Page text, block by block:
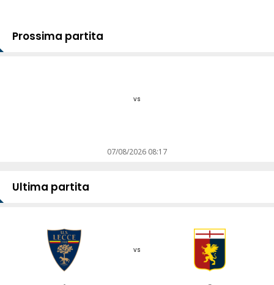
Prossima partita
vs
07/08/2026 08:17
Ultima partita
vs